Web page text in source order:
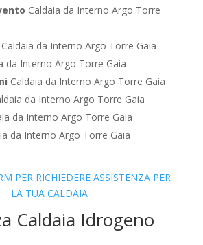
Caldaia da Interno Argo Torre
Caldaia da Interno Argo Torre Gaia
da Interno Argo Torre Gaia
Caldaia da Interno Argo Torre Gaia
da Interno Argo Torre Gaia
da Interno Argo Torre Gaia
da Interno Argo Torre Gaia
PER RICHIEDERE ASSISTENZA PER
LA TUA CALDAIA
Caldaia Idrogeno